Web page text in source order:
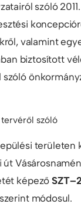
szóló
valamint
biztosított
tervéről szóló
út
képező
módosul.